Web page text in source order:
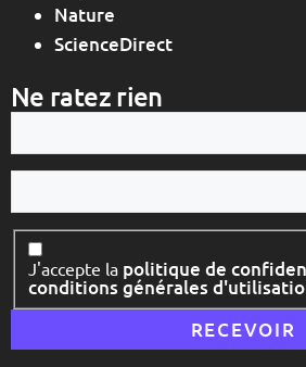
Nature
ScienceDirect
Ne ratez rien
Votre
mail
Votre
Consentement
J'accepte la politique de
conditions générales